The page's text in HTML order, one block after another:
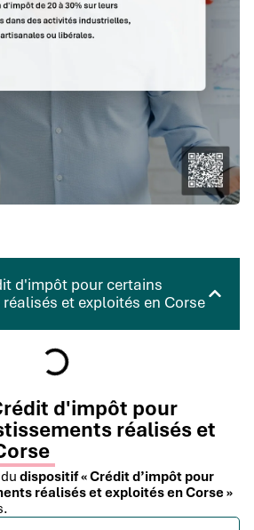
d'impôt pour certains
et exploités en Corse
d'impôt pour
réalisés et
dispositif « Crédit d’impôt pour
réalisés et exploités en Corse »